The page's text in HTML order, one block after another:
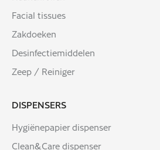
Facial tissues
Zakdoeken
Desinfectiemiddelen
Zeep / Reiniger
DISPENSERS
Hygiënepapier dispenser
Clean&Care dispenser